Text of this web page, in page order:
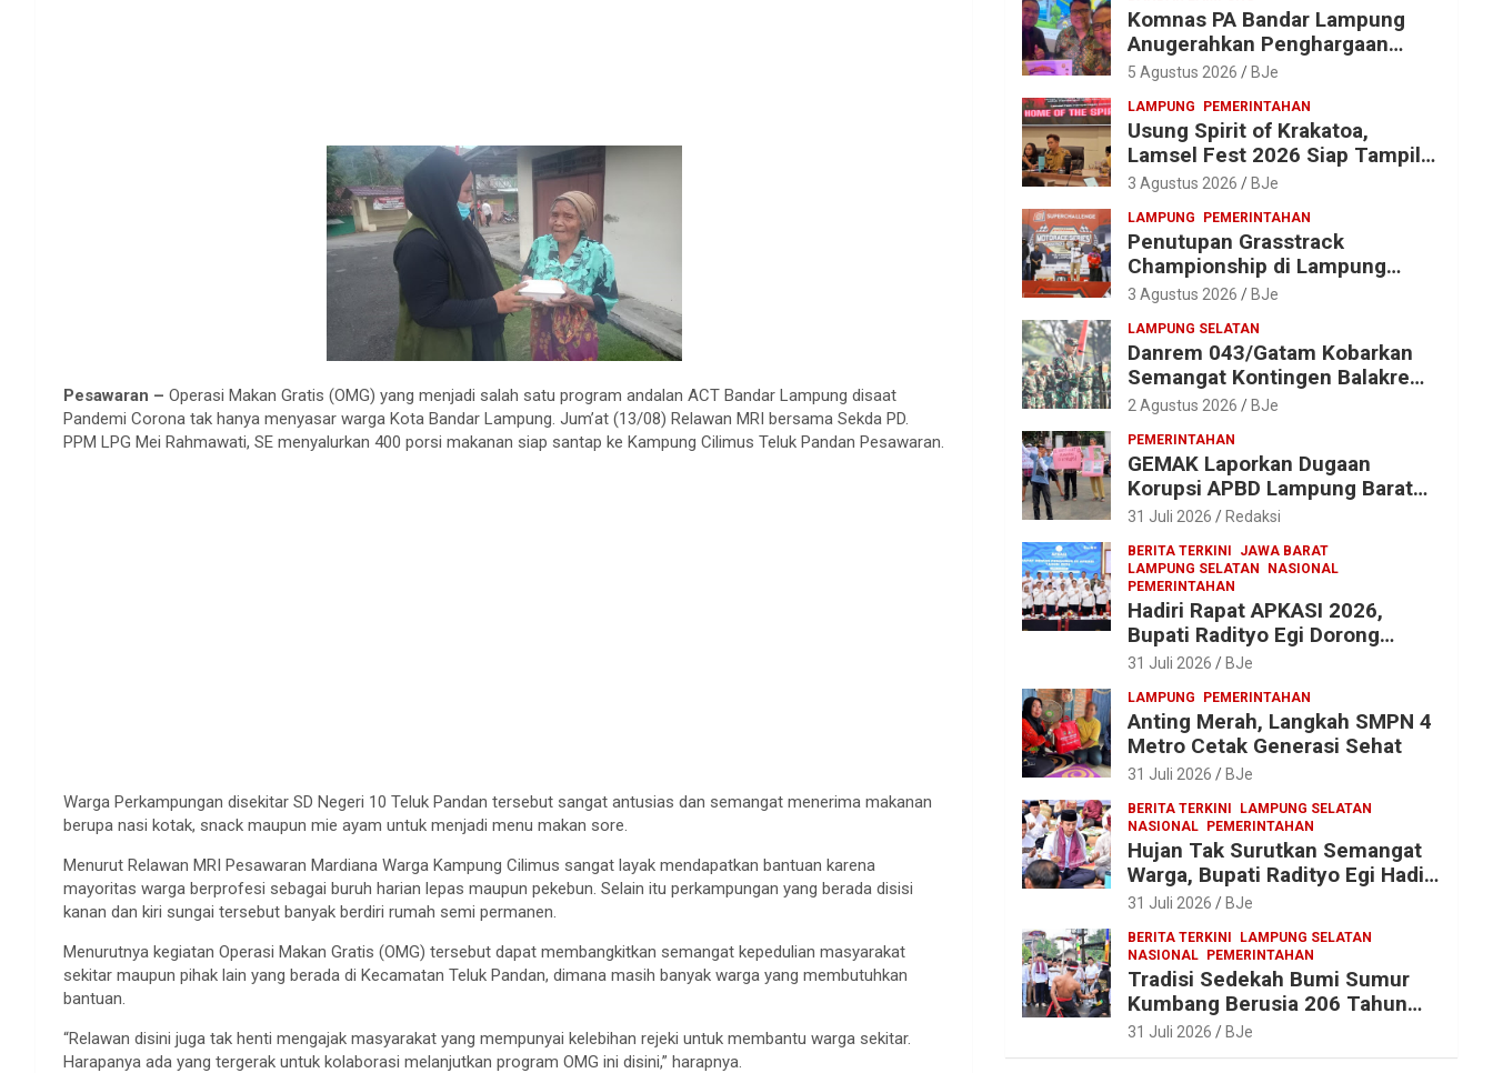
Pesawaran – Operasi Makan Gratis (OMG) yang menjadi salah satu program andalan ACT Bandar Lampung disaat
Pandemi Corona tak hanya menyasar warga Kota Bandar Lampung. Jum’at (13/08) Relawan MRI bersama Sekda PD.
PPM LPG Mei Rahmawati, SE menyalurkan 400 porsi makanan siap santap ke Kampung Cilimus Teluk Pandan Pesawaran.
Warga Perkampungan disekitar SD Negeri 10 Teluk Pandan tersebut sangat antusias dan semangat menerima makanan
berupa nasi kotak, snack maupun mie ayam untuk menjadi menu makan sore.
Menurut Relawan MRI Pesawaran Mardiana Warga Kampung Cilimus sangat layak mendapatkan bantuan karena
mayoritas warga berprofesi sebagai buruh harian lepas maupun pekebun. Selain itu perkampungan yang berada disisi
kanan dan kiri sungai tersebut banyak berdiri rumah semi permanen.
Menurutnya kegiatan Operasi Makan Gratis (OMG) tersebut dapat membangkitkan semangat kepedulian masyarakat
sekitar maupun pihak lain yang berada di Kecamatan Teluk Pandan, dimana masih banyak warga yang membutuhkan
bantuan.
“Relawan disini juga tak henti mengajak masyarakat yang mempunyai kelebihan rejeki untuk membantu warga sekitar.
Harapanya ada yang tergerak untuk kolaborasi melanjutkan program OMG ini disini,” harapnya.
Komnas PA Bandar Lampung
Anugerahkan Penghargaan
kepada Kombes Pol. Alfret
5 Agustus 2026 BJe
LAMPUNG PEMERINTAHAN
Usung Spirit of Krakatoa,
Lamsel Fest 2026 Siap Tampil
Lebih Spektakuler dengan
Artis Ibu Kota
3 Agustus 2026 BJe
LAMPUNG PEMERINTAHAN
Penutupan Grasstrack
Championship di Lampung
Barat Meriah, Dihadiri Ribuan
Parosil
3 Agustus 2026 BJe
LAMPUNG SELATAN
Danrem 043/Gatam Kobarkan
Semangat Kontingen Balakrem
dan Yonif 143/TWEJ di
Ke-1 Kodam XXI/Radin Inten
2 Agustus 2026 BJe
PEMERINTAHAN
GEMAK Laporkan Dugaan
Korupsi APBD Lampung Barat
2025 ke Kejati Lampung, Soroti
Bibit Ikan
31 Juli 2026 Redaksi
BERITA TERKINI
JAWA BARAT
LAMPUNG SELATAN
NASIONAL
PEMERINTAHAN
Hadiri Rapat APKASI 2026,
Bupati Radityo Egi Dorong
Sinergi Pusat-Daerah untuk
Kabupaten
31 Juli 2026 BJe
LAMPUNG PEMERINTAHAN
Anting Merah, Langkah SMPN 4
Metro Cetak Generasi Sehat
31 Juli 2026 BJe
BERITA TERKINI
LAMPUNG SELATAN
NASIONAL
PEMERINTAHAN
Hujan Tak Surutkan Semangat
Warga, Bupati Radityo Egi Hadiri
Tradisi Sedekah Bumi 206
31 Juli 2026 BJe
BERITA TERKINI
LAMPUNG SELATAN
NASIONAL
PEMERINTAHAN
Tradisi Sedekah Bumi Sumur
Kumbang Berusia 206 Tahun
Tetap Lestari, Bupati Egi Ajak
Generasi Muda Jaga Warisan
31 Juli 2026 BJe